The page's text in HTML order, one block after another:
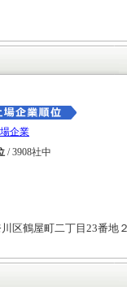
企業
/ 3908社中
区鶴屋町二丁目23番地